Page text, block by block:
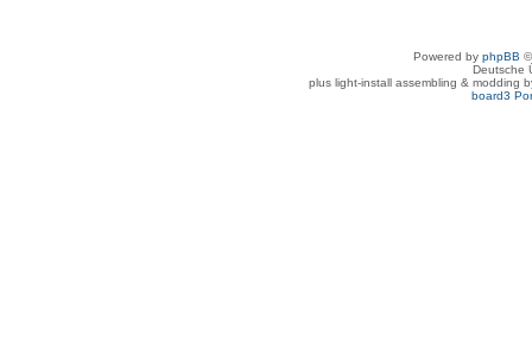
Powered by phpBB
Deutsche
plus light-install assembling & modding
board3